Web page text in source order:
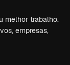
melhor trabalho.
empresas,